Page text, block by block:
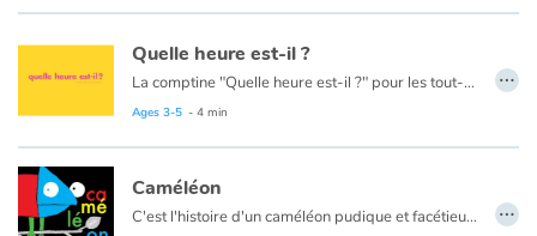
Quelle heure est-il ?
La comptine "Quelle heure est-il ?" pour les tout-petits.
Ages 3-5 - 4 min
…
Caméléon
C'est l'histoire d'un caméléon pudique et facétieux. …